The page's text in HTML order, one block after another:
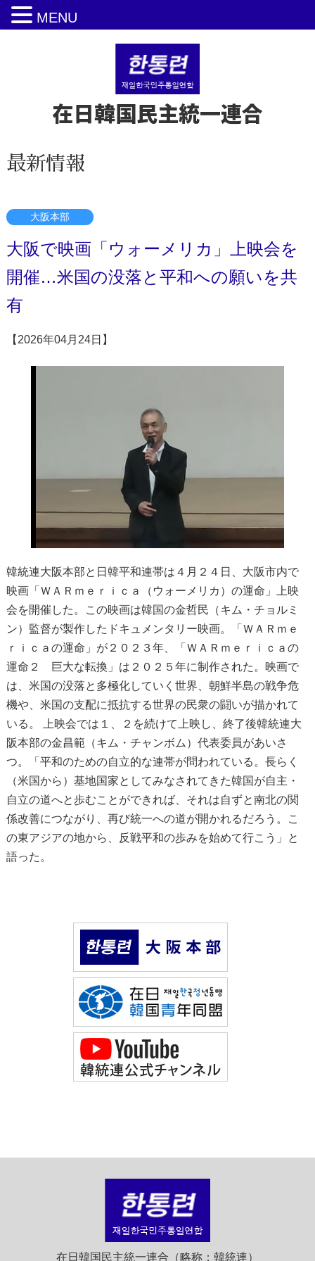
在日韓国民主統一連合
最新情報
大阪本部
大阪で映画「ウォーメリカ」上映会を
開催…米国の没落と平和への願いを共
有
【2026年04月24日】
韓統連大阪本部と日韓平和連帯は４月２４日、大阪市内で
映画「ＷＡＲｍｅｒｉｃａ（ウォーメリカ）の運命」上映
会を開催した。この映画は韓国の金哲民（キム・チョルミ
ン）監督が製作したドキュメンタリー映画。「ＷＡＲｍｅ
ｒｉｃａの運命」が２０２３年、「ＷＡＲｍｅｒｉｃａの
運命２ 巨大な転換」は２０２５年に制作された。映画で
は、米国の没落と多極化していく世界、朝鮮半島の戦争危
機や、米国の支配に抵抗する世界の民衆の闘いが描かれて
いる。 上映会では１、２を続けて上映し、終了後韓統連大
阪本部の金昌範（キム・チャンボム）代表委員があいさ
つ。「平和のための自立的な連帯が問われている。長らく
（米国から）基地国家としてみなされてきた韓国が自主・
自立の道へと歩むことができれば、それは自ずと南北の関
係改善につながり、再び統一への道が開かれるだろう。こ
の東アジアの地から、反戦平和の歩みを始めて行こう」と
語った。
在日韓国民主統一連合（略称：韓統連）
MENU